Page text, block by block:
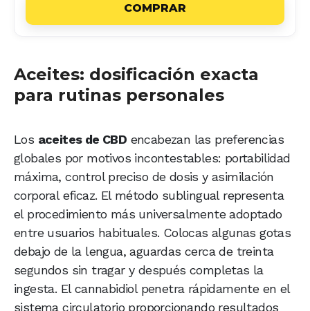
COMPRAR
Aceites: dosificación exacta
para rutinas personales
Los aceites de CBD encabezan las preferencias
globales por motivos incontestables: portabilidad
máxima, control preciso de dosis y asimilación
corporal eficaz. El método sublingual representa
el procedimiento más universalmente adoptado
entre usuarios habituales. Colocas algunas gotas
debajo de la lengua, aguardas cerca de treinta
segundos sin tragar y después completas la
ingesta. El cannabidiol penetra rápidamente en el
sistema circulatorio proporcionando resultados